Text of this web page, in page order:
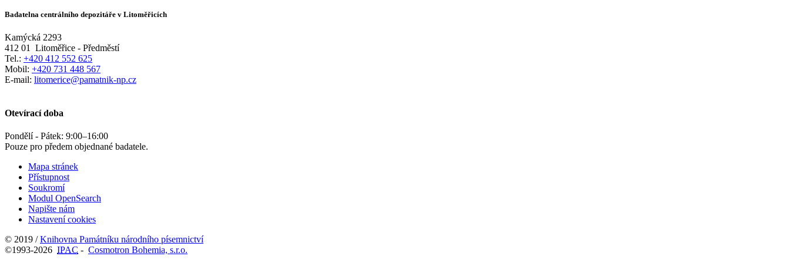
Badatelna centrálního depozitáře v Litoměřicích
Kamýcká 2293
412 01
Litoměřice - Předměstí
Tel.: +420 412 552 625
Mobil: +420 731 448 567
E-mail: litomerice@pamatnik-np.cz
Otevírací doba
Pondělí - Pátek: 9:00–16:00
Pouze pro předem objednané badatele.
Mapa stránek
Přístupnost
Soukromí
Modul OpenSearch
Napište nám
Nastavení cookies
© 2019 /Knihovna Památníku národního písemnictví
©1993-2026 IPAC - Cosmotron Bohemia, s.r.o.